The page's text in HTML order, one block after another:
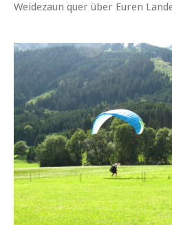
Weidezaun quer über Euren